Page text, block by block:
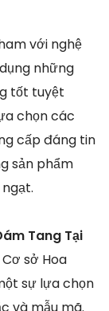
với nghệ
những
tốt tuyệt
chọn các
cấp đáng tin
sản phẩm
Tang Tại
Cơ sở Hoa
sự lựa chọn
và mẫu mã.